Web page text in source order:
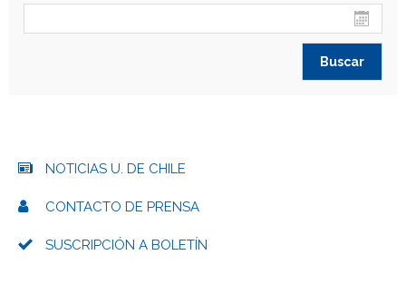
NOTICIAS U. DE CHILE
CONTACTO DE PRENSA
SUSCRIPCIÓN A BOLETÍN